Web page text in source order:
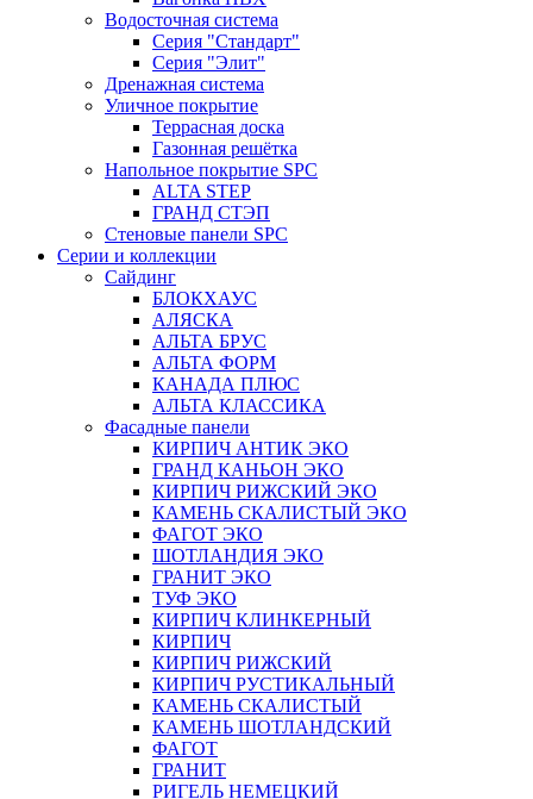
Водосточная система
Серия "Стандарт"
Серия "Элит"
Дренажная система
Уличное покрытие
Террасная доска
Газонная решётка
Напольное покрытие SPC
ALTA STEP
ГРАНД СТЭП
Стеновые панели SPC
Серии и коллекции
Сайдинг
БЛОКХАУС
АЛЯСКА
АЛЬТА БРУС
АЛЬТА ФОРМ
КАНАДА ПЛЮС
АЛЬТА КЛАССИКА
Фасадные панели
КИРПИЧ АНТИК ЭКО
ГРАНД КАНЬОН ЭКО
КИРПИЧ РИЖСКИЙ ЭКО
КАМЕНЬ СКАЛИСТЫЙ ЭКО
ФАГОТ ЭКО
ШОТЛАНДИЯ ЭКО
ГРАНИТ ЭКО
ТУФ ЭКО
КИРПИЧ КЛИНКЕРНЫЙ
КИРПИЧ
КИРПИЧ РИЖСКИЙ
КИРПИЧ РУСТИКАЛЬНЫЙ
КАМЕНЬ СКАЛИСТЫЙ
КАМЕНЬ ШОТЛАНДСКИЙ
ФАГОТ
ГРАНИТ
РИГЕЛЬ НЕМЕЦКИЙ